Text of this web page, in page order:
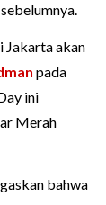
Jakarta akan
pada
ini
Merah
bahwa